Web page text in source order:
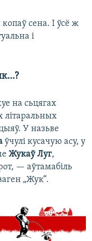
сена. І ўсё ж
і
на сьцягах
літаральных
У назьве
ўчулі кусачую асу, у
Жукаў Луг,
— аўтамабіль
„Жук“.